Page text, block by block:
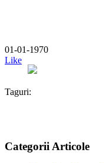
01-01-1970
Like
Taguri:
Categorii Articole